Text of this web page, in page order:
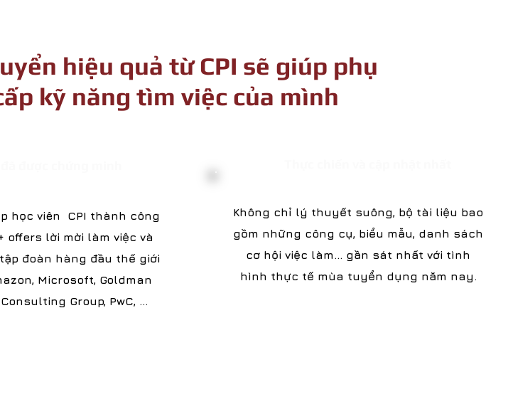
hiệu quả từ CPI sẽ giúp phụ
kỹ năng tìm việc của mình
học viên CPI thành công
offers lời mời làm việc và
đoàn hàng đầu thế giới
Microsoft, Goldman
Group, PwC, …
Không chỉ lý thuyết suông, bộ tài liệu bao
gồm những công cụ, biểu mẫu, danh sách
cơ hội việc làm… gần sát nhất với tình
hình thực tế mùa tuyển dụng năm nay.